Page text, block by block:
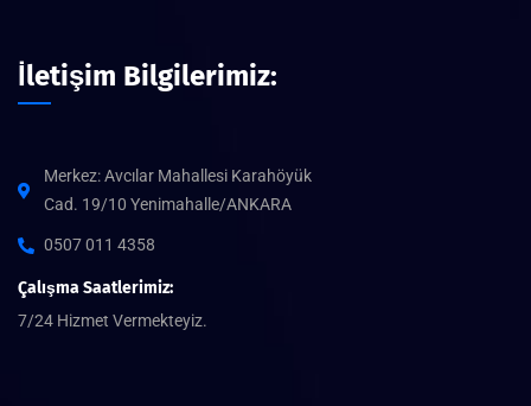
İletişim Bilgilerimiz:
Merkez: Avcılar Mahallesi Karahöyük
Cad. 19/10 Yenimahalle/ANKARA
0507 011 4358
Çalışma Saatlerimiz:
7/24 Hizmet Vermekteyiz.